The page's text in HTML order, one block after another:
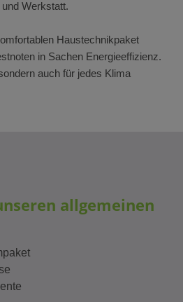
Werkstatt.
Haustechnikpaket
in Sachen Energieeffizienz.
auch für jedes Klima
allgemeinen